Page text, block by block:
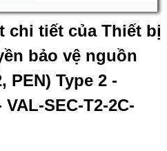
chi tiết của Thiết bị
bảo vệ nguồn
PEN) Type 2 -
SEC-T2-2C-